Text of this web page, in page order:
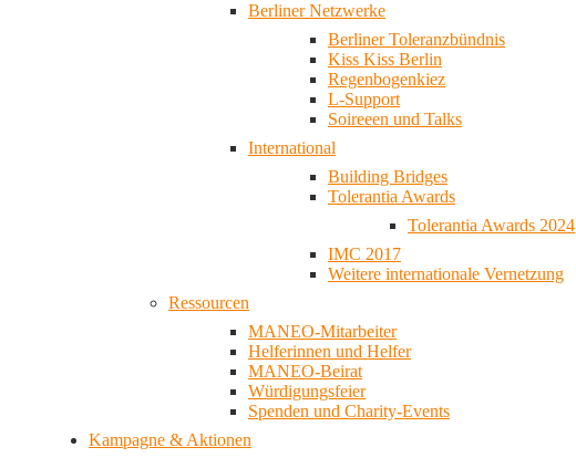
Berliner Netzwerke
Berliner Toleranzbündnis
Kiss Kiss Berlin
Regenbogenkiez
L-Support
Soireeen und Talks
International
Building Bridges
Tolerantia Awards
Tolerantia Awards 2024
IMC 2017
Weitere internationale Vernetzung
Ressourcen
MANEO-Mitarbeiter
Helferinnen und Helfer
MANEO-Beirat
Würdigungsfeier
Spenden und Charity-Events
Kampagne & Aktionen